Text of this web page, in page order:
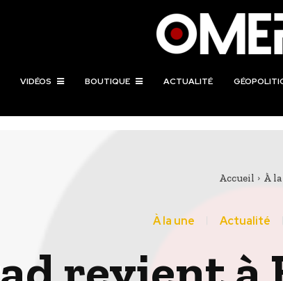
VIDÉOS BOUTIQUE ACTUALITÉ
Accueil À
À la une Actualité